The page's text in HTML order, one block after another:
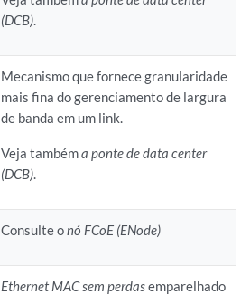
(DCB).
Mecanismo que fornece granularidade
mais fina do gerenciamento de largura
de banda em um link.
Veja tambéma ponte de data center
(DCB).
Consulte onó FCoE (ENode)
Ethernet MAC sem perdasemparelhado